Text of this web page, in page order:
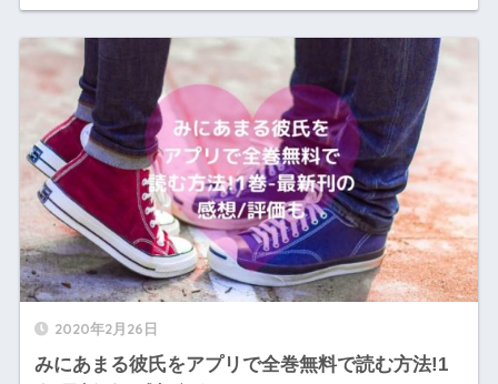
2020年2月26日
みにあまる彼氏をアプリで全巻無料で読む方法!1